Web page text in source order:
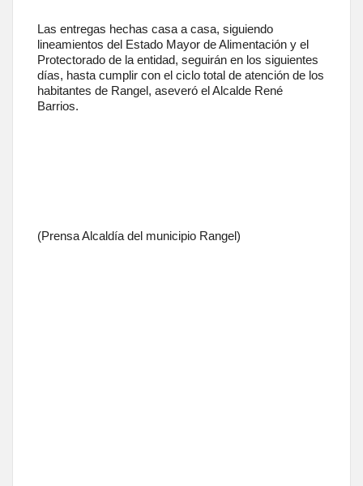
Las entregas hechas casa a casa, siguiendo
lineamientos del Estado Mayor de Alimentación y el
Protectorado de la entidad, seguirán en los siguientes
días, hasta cumplir con el ciclo total de atención de los
habitantes de Rangel, aseveró el Alcalde René
Barrios.
(Prensa Alcaldía del municipio Rangel)